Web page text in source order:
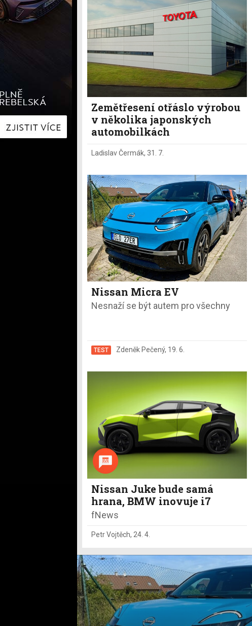
Hyundai
Mercedes-Benz
Peugeot
Renault
Škoda
Tesla
Volkswagen
Hyundai
Kia
Lexus
Mercedes-Benz
Renault
Škoda
Toyota
Volkswagen
Volvo
Ostatní
Zemětřesení otřáslo výrobou
v několika japonských
automobilkách
Ladislav Čermák, 31. 7.
Nissan Micra EV
Nesnaží se být autem pro všechny
TEST Zdeněk Pečený, 19. 6.
Nissan Juke bude samá
hrana, BMW inovuje i7
fNews
Petr Vojtěch, 24. 4.